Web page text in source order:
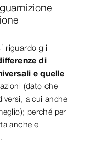
riguardo gli
di
e quelle
(dato che
a cui anche
perché per
anche e